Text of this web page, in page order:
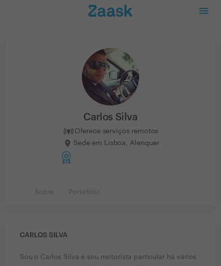
Carlos Silva
Oferece serviços remotos
Sede em Lisboa, Alenquer
Sobre Portefólio
CARLOS SILVA
Sou o Carlos Silva e sou motorista particular há vários